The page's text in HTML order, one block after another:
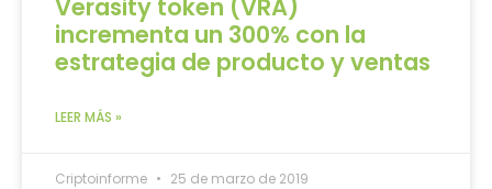
Verasity token (VRA)
incrementa un 300% con la
estrategia de producto y ventas
LEER MÁS »
Criptoinforme 25 de marzo de 2019